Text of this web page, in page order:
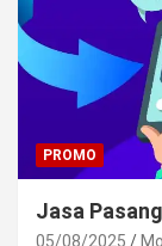
PROMO
Jasa
05/08/2025